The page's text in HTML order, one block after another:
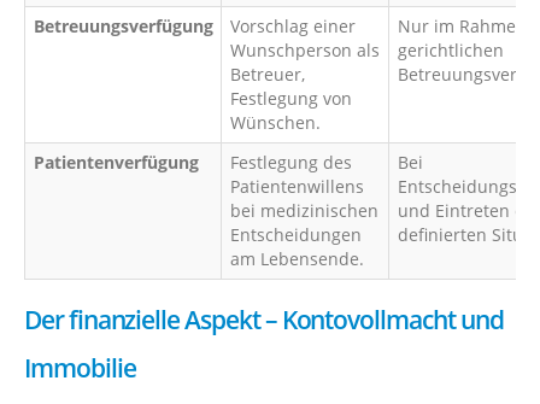
Betreuungsverfügung
Vorschlag einer
Wunschperson als
Betreuer,
Festlegung von
Wünschen.
Nur im Rahmen
gerichtlichen
Patientenverfügung
Festlegung des
Patientenwillens
bei medizinischen
Entscheidungen
am Lebensende.
Bei
und Eintreten
definierten
Der finanzielle Aspekt – Kontovollmacht und
Immobilie